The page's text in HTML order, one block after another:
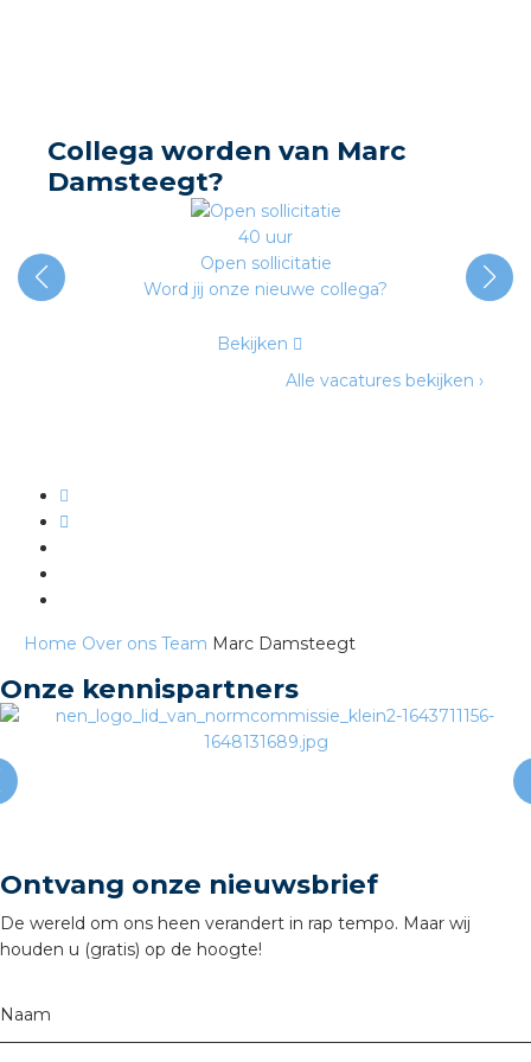
waarde
Collega worden van Marc
Damsteegt?
40 uur
Open sollicitatie
Word jij onze nieuwe collega?
Bekijken
Alle vacatures bekijken ›
Home Over ons Team Marc Damsteegt
Onze kennispartners
Ontvang onze nieuwsbrief
De wereld om ons heen verandert in rap tempo. Maar wij
houden u (gratis) op de hoogte!
Naam